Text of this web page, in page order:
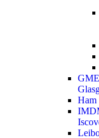
Ham